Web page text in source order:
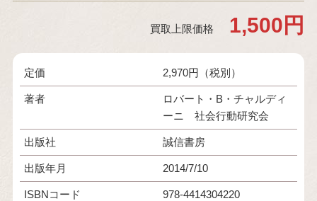
買取上限価格 1,500円
定価 2,970円（税別）
著者
ロバート・B・チャルディ
ーニ 社会行動研究会
出版社 誠信書房
出版年月 2014/7/10
ISBNコード 978-4414304220